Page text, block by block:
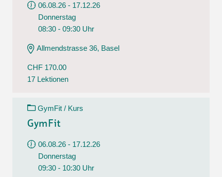
06.08.26 - 17.12.26
Donnerstag
08:30 - 09:30 Uhr
Allmendstrasse 36, Basel
CHF 170.00
17 Lektionen
GymFit / Kurs
GymFit
06.08.26 - 17.12.26
Donnerstag
09:30 - 10:30 Uhr